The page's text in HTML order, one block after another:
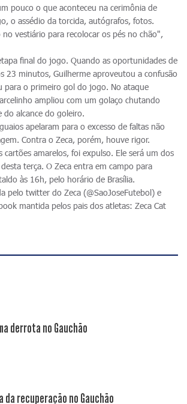
pouco o que aconteceu na cerimônia de
o assédio da torcida, autógrafos, fotos.
vestiário para recolocar os pés no chão",
final do jogo. Quando as oportunidades de
23 minutos, Guilherme aproveutou a confusão
para o primeiro gol do jogo. No ataque
ampliou com um golaço chutando
do alcance do goleiro.
apelaram para o excesso de faltas não
Contra o Zeca, porém, houve rigor.
cartões amarelos, foi expulso. Ele será um dos
terça. O Zeca entra em campo para
às 16h, pelo horário de Brasília.
pelo twitter do Zeca (@SaoJoseFutebol) e
mantida pelos pais dos atletas: Zeca Cat
derrota no Gauchão
da recuperação no Gauchão